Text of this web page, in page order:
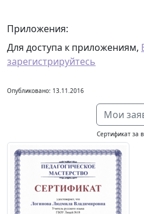
Приложения:
Для доступа к приложениям,
зарегистрируйтесь
Опубликовано: 13.11.2016
Мои
Сертификат за